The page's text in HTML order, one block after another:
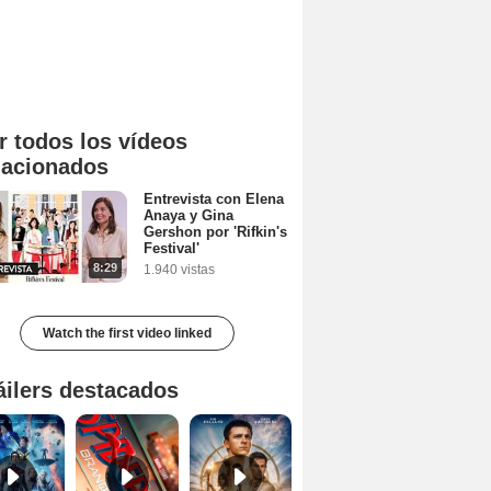
todos los vídeos
8:29
Entrevista con Elena
Anaya y Gina
Gershon por 'Rifkin's
Festival'
1.940 vistas
Watch the first video linked
destacados
Ant-Man y la Avispa: Quantumanía Tráiler (2) Spider-Man: Brand New Day Tráiler (3)